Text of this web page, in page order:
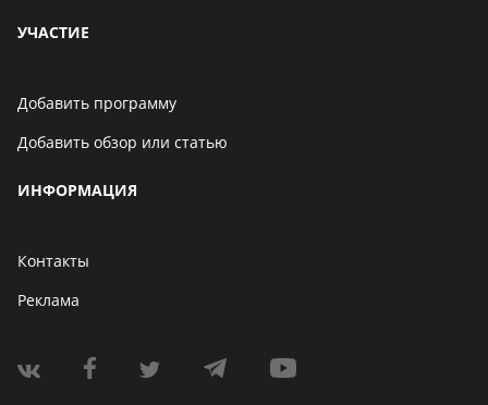
УЧАСТИЕ
Добавить программу
Добавить обзор или статью
ИНФОРМАЦИЯ
Контакты
Реклама